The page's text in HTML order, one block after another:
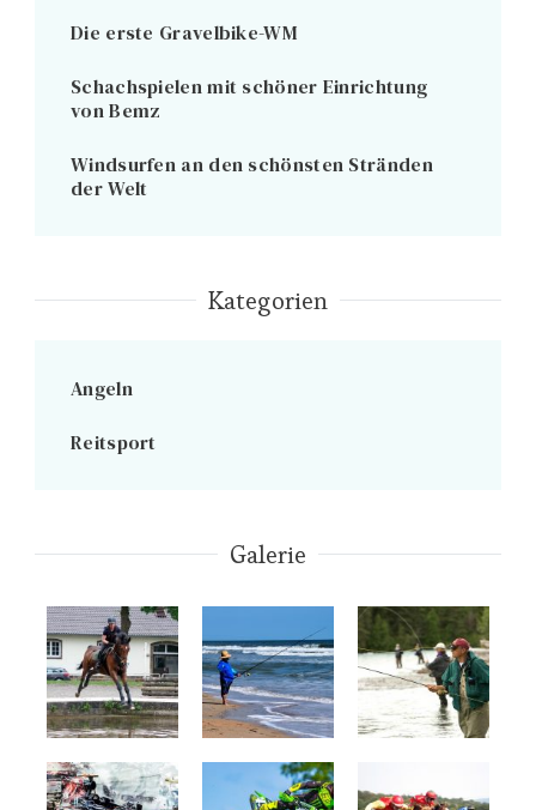
Die erste Gravelbike-WM
Schachspielen mit schöner Einrichtung
von Bemz
Windsurfen an den schönsten Stränden
der Welt
Kategorien
Angeln
Reitsport
Galerie